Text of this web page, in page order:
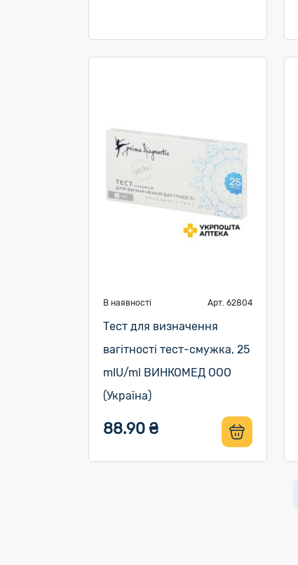
В наявності Арт. 62804
Тест для визначення
вагітності тест-смужка, 25
mIU/ml ВИНКОМЕД ООО
(Україна)
88.90 ₴